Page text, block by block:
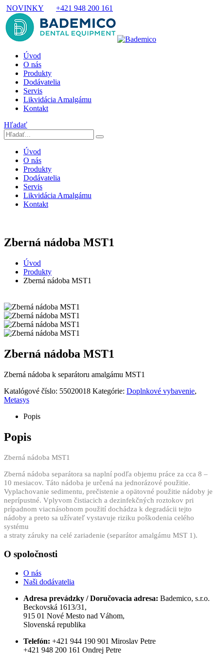
NOVINKY +421 948 200 161
Úvod
O nás
Produkty
Dodávatelia
Servis
Likvidácia Amalgámu
Kontakt
Hľadať
Úvod
O nás
Produkty
Dodávatelia
Servis
Likvidácia Amalgámu
Kontakt
Zberná nádoba MST1
Úvod
Produkty
Zberná nádoba MST1
Zberná nádoba MST1
Zberná nádoba k separátoru amalgámu MST1
Katalógové číslo: 55020018 Kategórie: Doplnkové vybavenie,
Metasys
Popis
Popis
Zberná nádoba MST1
Zberná nádoba separátora sa naplní podľa objemu práce za cca 8 –
10 mesiacov. Táto nádoba je určená na jednorázové použitie.
Vyplachovanie sedimentu, prečistenie a opätovné použitie nádoby je
neprípustné. Vplyvom čistiacich a dezinfekčných roztokov pri
prípadnom viacnásobnom použití dochádza k degradácii tejto
nádoby a preto sa užívateľ vystavuje riziku poškodenia celého
systému
a straty záruky na celé zariadenie (separátor amalgámu MST 1).
O spoločnosti
O nás
Naši dodávatelia
Adresa prevádzky / Doručovacia adresa: Bademico, s.r.o.
Beckovská 1613/31,
915 01 Nové Mesto nad Váhom,
Slovenská republika
Telefón: +421 944 190 901 Miroslav Petre
+421 948 200 161 Ondrej Petre